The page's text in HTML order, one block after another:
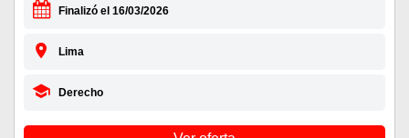
Finalizó el 16/03/2026
Lima
Derecho